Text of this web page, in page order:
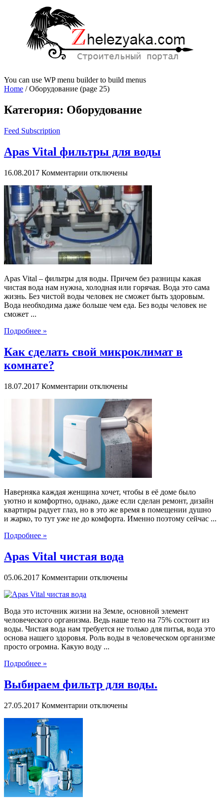
You can use WP menu builder to build menus
Home /Оборудование (page 25)
Категория: Оборудование
Feed Subscription
Apas Vital фильтры для воды
16.08.2017 Комментарии к
Apas
Vital
фильтры
для
воды
отключены
Apas Vital – фильтры для воды. Причем без разницы какая
чистая вода нам нужна, холодная или горячая. Вода это сама
жизнь. Без чистой воды человек не сможет быть здоровым.
Вода необходима даже больше чем еда. Без воды человек не
сможет ...
Подробнее »
Как сделать свой микроклимат в
комнате?
18.07.2017 Комментарии к
сделать
свой
микроклимат
комнате?
отключены
Наверняка каждая женщина хочет, чтобы в её доме было
уютно и комфортно, однако, даже если сделан ремонт, дизайн
квартиры радует глаз, но в это же время в помещении душно
и жарко, то тут уже не до комфорта. Именно поэтому сейчас ...
Подробнее »
Apas Vital чистая вода
05.06.2017 Комментарии к
чистая
вода
отключены
Вода это источник жизни на Земле, основной элемент
человеческого организма. Ведь наше тело на 75% состоит из
воды. Чистая вода нам требуется не только для питья, вода это
основа нашего здоровья. Роль воды в человеческом организме
просто огромна. Какую воду ...
Подробнее »
Выбираем фильтр для воды.
27.05.2017 Комментарии котключены